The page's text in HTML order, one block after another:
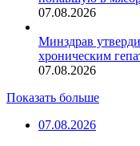
07.08.2026
Минздрав
хроническим
07.08.2026
Показать больше
07.08.2026